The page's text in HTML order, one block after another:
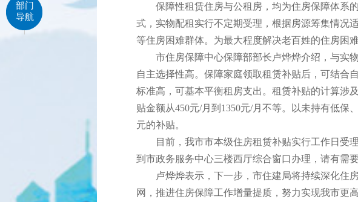
保障性租赁住房与公租房，均为住房保障体系的
式，实物配租实行不定期受理，根据房源筹集情况
等住房困难群体。为最大程度解决老百姓的住房困
市住房保障中心保障部部长卢烨烨介绍，与实物
自主选择性高。保障家庭领取租赁补贴后，可结合
标准高，可基本平衡租房支出。租赁补贴的计算涉
贴金额从450元/月到1350元/月不等。以未持有低保
元的补贴。
目前，我市市本级住房租赁补贴实行工作日受理
到市政务服务中心三楼西厅综合窗口办理，请有需
卢烨烨表示，下一步，市住建局将持续深化住房
网，推进住房保障工作增量提质，努力实现我市更
部门
导航